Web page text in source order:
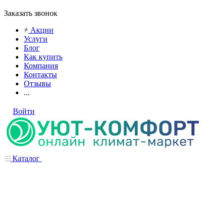
Заказать звонок
Акции
Услуги
Блог
Как купить
Компания
Контакты
Отзывы
...
Войти
Каталог